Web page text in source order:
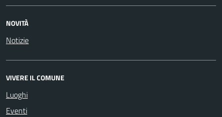
NOVITÀ
Notizie
VIVERE IL COMUNE
Luoghi
Eventi